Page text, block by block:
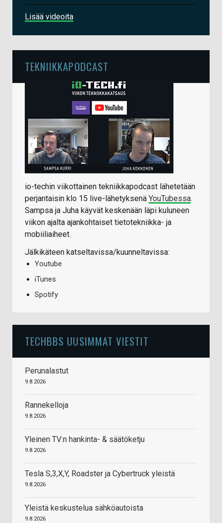
Lisää videoita
TEKNIIKKAPODCAST
io-techin viikottainen tekniikkapodcast lähetetään
perjantaisin klo 15 live-lähetyksenä YouTubessa.
Sampsa ja Juha käyvät keskenään läpi kuluneen
viikon ajalta ajankohtaiset tietotekniikka- ja
mobiiliaiheet.
Jälkikäteen katseltavissa/kuunneltavissa:
Youtube
iTunes
Spotify
TECHBBS UUSIMMAT VIESTIT
Perunalastut
9.8.2026
Rannekelloja
9.8.2026
Yleinen TV:n hankinta- & säätöketju
9.8.2026
Tesla S,3,X,Y, Roadster ja Cybertruck yleistä
9.8.2026
Yleistä keskustelua sähköautoista
9.8.2026